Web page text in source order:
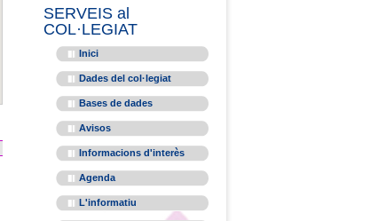
SERVEIS al
COL·LEGIAT
Inici
Dades del col·legiat
Bases de dades
Avisos
Informacions d'interès
Agenda
L'informatiu